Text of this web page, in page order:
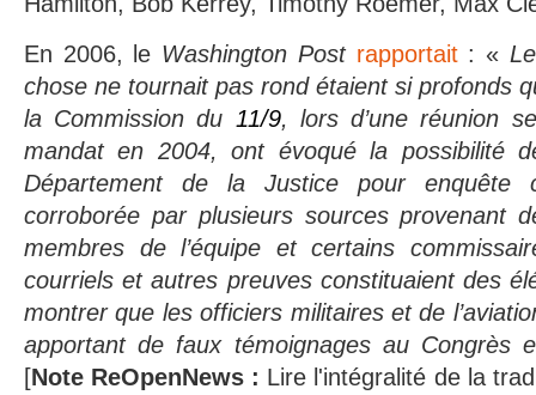
En 2006, le Washington Post rapportait: «
chose ne tournait pas rond étaient si profonds
la Commission du 11/9, lors d’une réunion
mandat en 2004,ont évoquéla possibilité
Département de la Justice pour enquête
corroborée par plusieurs sources provenant
membres de l’équipe et certains
courriels et autres preuves constituaient des
montrer que les officiers militaires et de
apportant de faux témoignages au Congrès
[Note ReOpenNews : Lire l'intégralité de la